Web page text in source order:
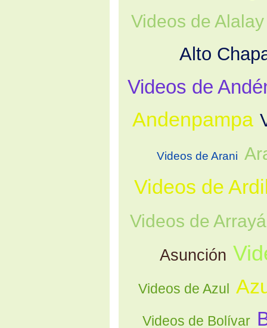
Videos de Alalay
Alto
Videos de
Andenpampa
Videos de Arani
Videos de
Videos de
Asunción
Videos de Azul
Videos de Bolívar